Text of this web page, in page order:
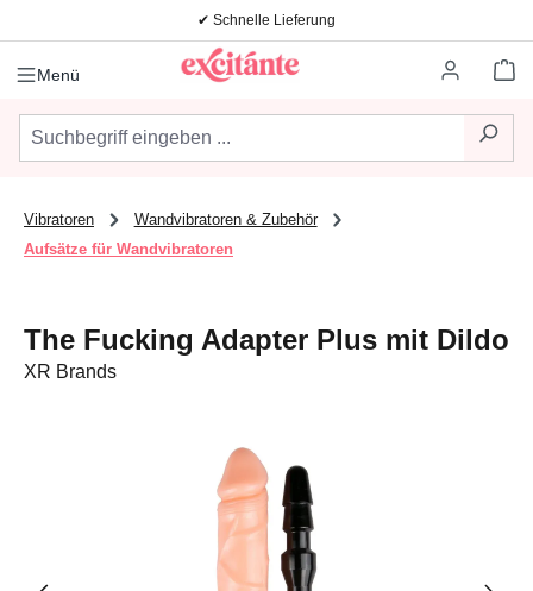
Zum Hauptinhalt springen✔ Schnelle Lieferung
Menü
Vibratoren
Wandvibratoren & Zubehör
Aufsätze für Wandvibratoren
The Fucking Adapter Plus mit Dildo
XR Brands